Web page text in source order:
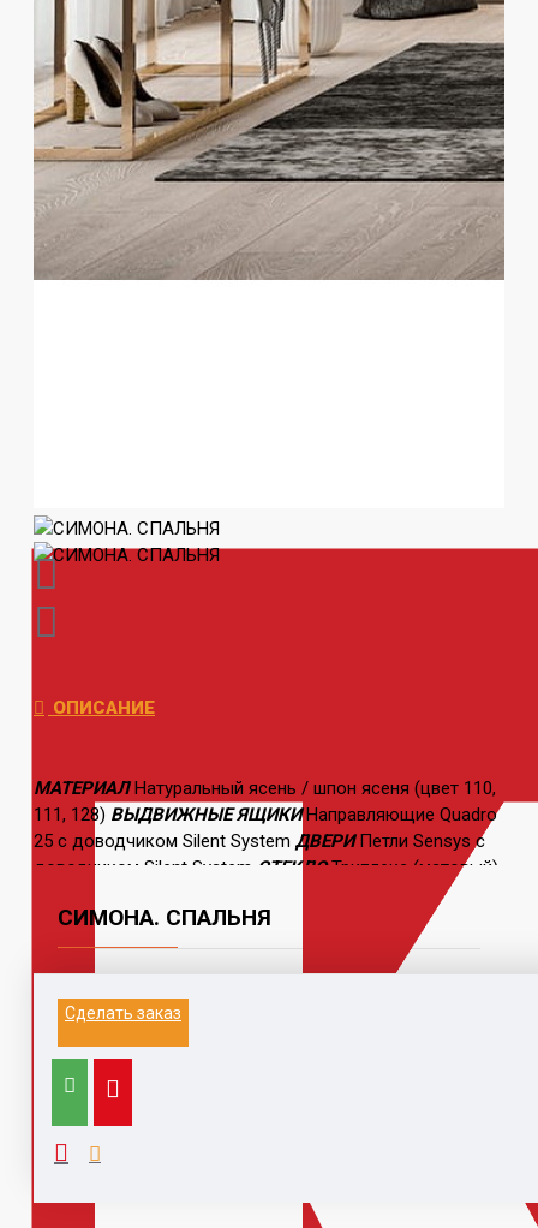
ОПИСАНИЕ
МАТЕРИАЛНатуральный ясень / шпон ясеня (цвет 110,
111, 128) ВЫДВИЖНЫЕ ЯЩИКИНаправляющие Quadro
25 c доводчиком Silent System ДВЕРИПетли Sensys с
доводчиком Silent System СТЕКЛОТриплекс (матовый)
СИМОНА. СПАЛЬНЯ
Сделать заказ
Информация на данном сайте не является
Выезд к заказчику для замера и расчета, с